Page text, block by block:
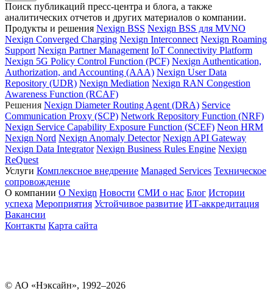
Поиск публикаций пресс-центра и блога, а также
аналитических отчетов и других материалов о компании.
Продукты и решения Nexign BSS Nexign BSS для MVNO
Nexign Converged Charging Nexign Interconnect Nexign Roaming
Support Nexign Partner Management IoT Connectivity Platform
Nexign 5G Policy Control Function (PCF) Nexign Authentication,
Authorization, and Accounting (AAA) Nexign User Data
Repository (UDR) Nexign Mediation Nexign RAN Congestion
Awareness Function (RCAF)
Решения Nexign Diameter Routing Agent (DRA) Service
Communication Proxy (SCP) Network Repository Function (NRF)
Nexign Service Capability Exposure Function (SCEF) Neon HRM
Nexign Nord Nexign Anomaly Detector Nexign API Gateway
Nexign Data Integrator Nexign Business Rules Engine Nexign
ReQuest
Услуги Комплексное внедрение Managed Services Техническое
сопровождение
О компании О Nexign Новости СМИ о нас Блог Истории
успеха Мероприятия Устойчивое развитие ИТ-аккредитация
Вакансии
Контакты Карта сайта
© АО «Нэксайн», 1992–2026